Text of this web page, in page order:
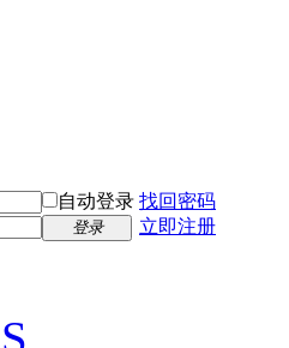
自动登录 找回密码
登录 立即注册